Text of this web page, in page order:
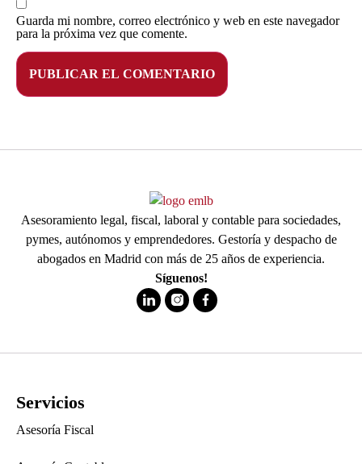
Guarda mi nombre, correo electrónico y web en este navegador
para la próxima vez que comente.
Asesoramiento legal, fiscal, laboral y contable para sociedades,
pymes, autónomos y emprendedores. Gestoría y despacho de
abogados en Madrid con más de 25 años de experiencia.
Síguenos!
Servicios
Asesoría Fiscal